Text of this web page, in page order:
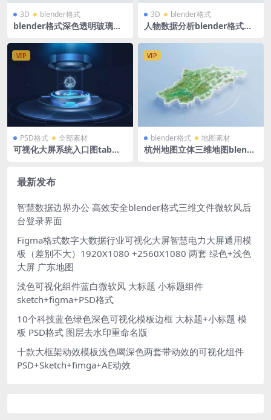
3D blender格式
blender格式深色透明玻璃深
个人中心客户服务
3D blender格式
人物数据分析blender格式浅
体底座
VIP
PSD格式 全部素材
可视化大屏系统入口图tab导
VIP
blender格式 地图素材
杭州地图立体三维地图blende
最新发布
智慧数据边界办公 高效安全blender格式三维文件微软风后
台登录界面
Figma格式数字大数据行业可视化大屏智慧电力大屏通用模
板（差别不大）1920X1080 +2560X1080 两套 绿色+浅色
大屏 广东地图
浅色可视化组件蓝白微软风 大标题 小标题组件
sketch+figma+PSD格式
10个科技蓝色绿色深色可视化模板边框 大标题+小标题 模
板 PSD格式 图层去水印重命名版
十款大框架动效模板浅色喝深色两套带动效的可视化组件
PSD+Sketch+fimga+AE动效